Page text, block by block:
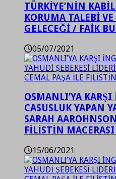
TÜRKİYE’NİN
KORUMA TALEBİ
GELECEĞİ / FAİK
05/07/2021
OSMANLI’YA
CASUSLUK YAPAN
SARAH
FİLİSTİN
15/06/2021